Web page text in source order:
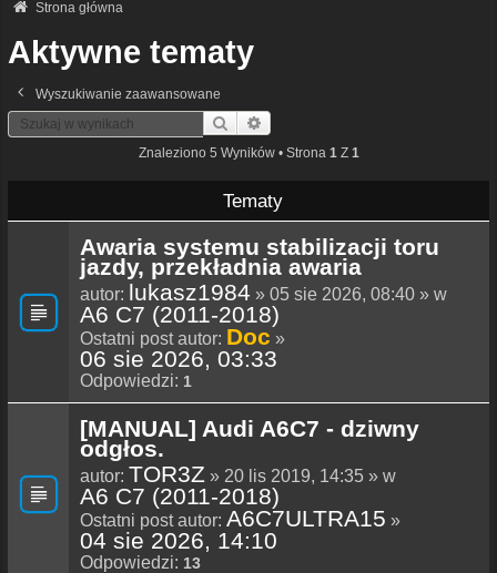
Strona główna
Aktywne tematy
Wyszukiwanie zaawansowane
Szukaj
Znaleziono 5 Wyników • Strona 1 Z 1
Tematy
Awaria systemu stabilizacji toru
jazdy, przekładnia awaria
autor: lukasz1984 » 05 sie 2026, 08:40 » w
A6 C7 (2011-2018)
Ostatni post autor: Doc »
06 sie 2026, 03:33
Odpowiedzi: 1
[MANUAL] Audi A6C7 - dziwny
odgłos.
autor: TOR3Z » 20 lis 2019, 14:35 » w
A6 C7 (2011-2018)
Ostatni post autor: A6C7ULTRA15 »
04 sie 2026, 14:10
Odpowiedzi: 13